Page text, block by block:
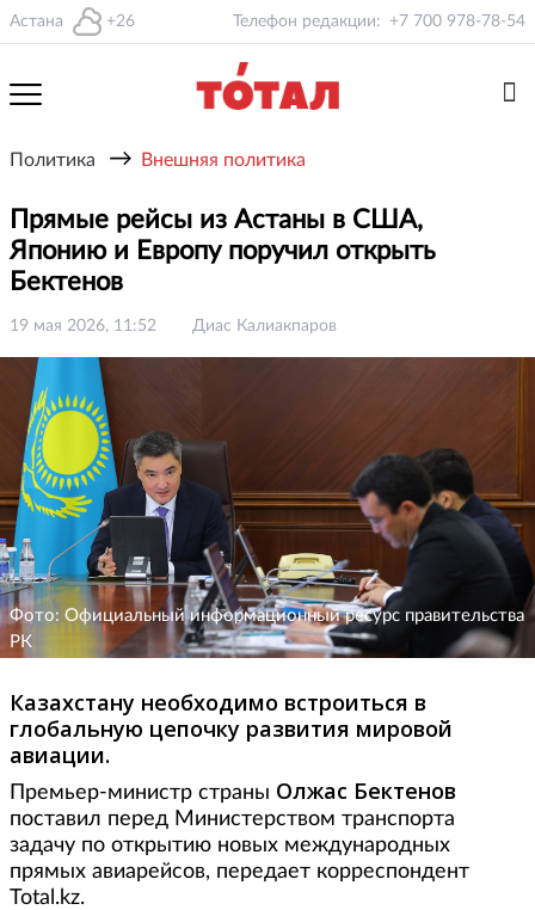
Астана +26 Телефон редакции: +7 700 978-78-54
Политика → Внешняя политика
Прямые рейсы из Астаны в США,
Японию и Европу поручил открыть
Бектенов
19 мая 2026, 11:52 Диас Калиакпаров
Фото: Официальный информационный ресурс правительства
РК
Казахстану необходимо встроиться в
глобальную цепочку развития мировой
авиации.
Премьер-министр страны Олжас Бектенов
поставил перед Министерством транспорта
задачу по открытию новых международных
прямых авиарейсов, передает корреспондент
Total.kz.